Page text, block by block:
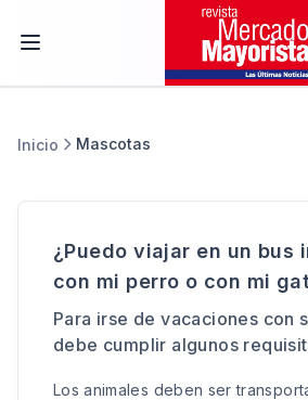
Inicio Mascotas
¿Puedo viajar en un bus
con mi perro o con mi
Para irse de vacaciones con
debe cumplir algunos
Los animales deben ser